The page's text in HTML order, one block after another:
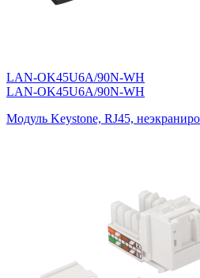
LAN-OK45U6A/90N-WH
LAN-OK45U6A/90N-WH
Модуль Keystone, RJ45,